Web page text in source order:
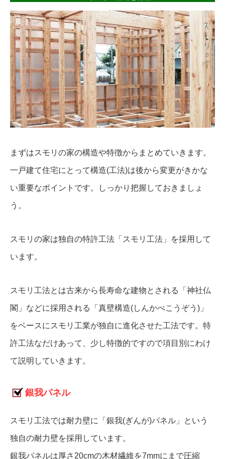
まずはスモリの家の構造や特徴からまとめていきます。
一戸建て住宅にとって構造(工法)は後から変更がきかな
い重要なポイントです。しっかり把握しておきましょ
う。
スモリの家は独自の特許工法「スモリ工法」を採用して
います。
スモリ工法とは古来から長寿命な建物とされる「神社仏
閣」などに採用される「真壁構造(しんかべこうぞう)」
をベースにスモリ工業が独自に進化させた工法です。特
許工法なだけあって、少し特徴的ですので項目別にわけ
て説明していきます。
銀我パネル
スモリ工法では耐力壁に「銀我(ぎんが)パネル」という
独自の耐力壁を採用しています。
銀我パネルは厚さ20cmの木材繊維を7mmにまで圧縮